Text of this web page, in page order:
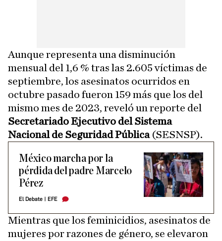
Aunque representa una disminución
mensual del 1,6 % tras las 2.605 víctimas de
septiembre, los asesinatos ocurridos en
octubre pasado fueron 159 más que los del
mismo mes de 2023, reveló un reporte del
Secretariado Ejecutivo del Sistema
Nacional de Seguridad Pública(SESNSP).
México marcha por la
pérdida del padre Marcelo
Pérez
El Debate EFE
Mientras que los feminicidios, asesinatos de
mujeres por razones de género, se elevaron